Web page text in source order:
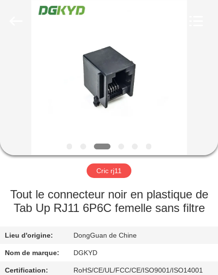
AU
DE
NOUS
VISITE
D'USINE
Cric rj11
Tout le connecteur noir en plastique de
Tab Up RJ11 6P6C femelle sans filtre
Lieu d'origine: DongGuan de Chine
Nom de marque: DGKYD
Certification: RoHS/CE/UL/FCC/CE/ISO9001/ISO14001